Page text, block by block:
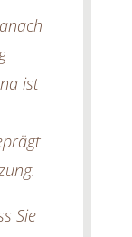
ist
Sie